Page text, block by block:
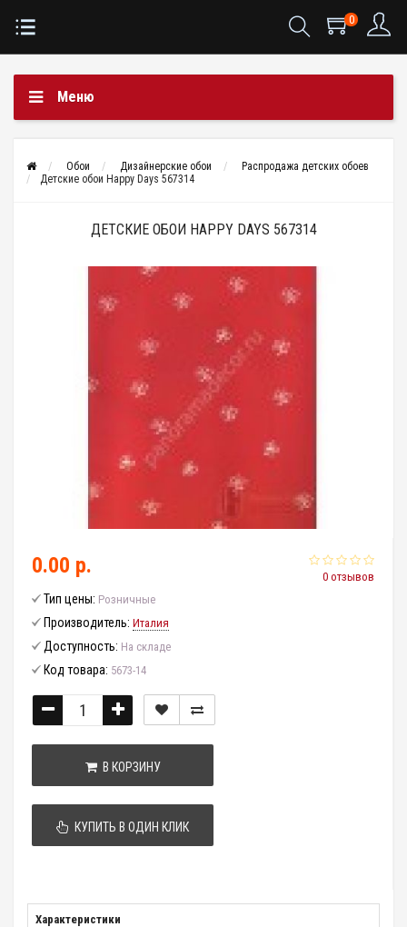
0
Меню
Обои Дизайнерские обои
Распродажа детских обоев
Детские обои Happy Days 567314
ДЕТСКИЕ ОБОИ HAPPY DAYS 567314
0 отзывов
0.00 р.
Тип цены: Розничные
Производитель: Италия
Доступность: На складе
Код товара: 5673-14
В КОРЗИНУ
КУПИТЬ В ОДИН КЛИК
Характеристики